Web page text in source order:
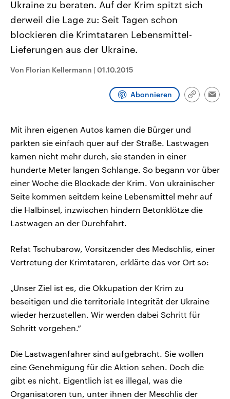
Alle Informationen
Sachsen-Anhalt wählt am 6.
September 2026 einen neuen
Landtag. Seit 2021 wird das
Bundesland von einer Koalition aus
Umfragen, Prognosen,
und Hintergründe zu den Parteien
und Kandidaten der anstehenden
Hintergründe
Wirtschaftlich und
gehören die Vereinigten
den mächtigsten Ländern
mit großem Einfluss auf
Sendungen Programm Podcasts
Ukraine zu beraten. Auf der Krim spitzt sich
derweil die Lage zu: Seit Tagen schon
blockieren die Krimtataren Lebensmittel-
Lieferungen aus der Ukraine.
Von Florian Kellermann | 01.10.2015
Abonnieren
Link
Mit ihren eigenen Autos kamen die Bürger und
parkten sie einfach quer auf der Straße. Lastwagen
kamen nicht mehr durch, sie standen in einer
hunderte Meter langen Schlange. So begann vor über
einer Woche die Blockade der Krim. Von ukrainischer
Seite kommen seitdem keine Lebensmittel mehr auf
die Halbinsel, inzwischen hindern Betonklötze die
Lastwagen an der Durchfahrt.
Refat Tschubarow, Vorsitzender des Medschlis, einer
Vertretung der Krimtataren, erklärte das vor Ort so:
„Unser Ziel ist es, die Okkupation der Krim zu
beseitigen und die territoriale Integrität der Ukraine
wieder herzustellen. Wir werden dabei Schritt für
Schritt vorgehen.“
Die Lastwagenfahrer sind aufgebracht. Sie wollen
eine Genehmigung für die Aktion sehen. Doch die
gibt es nicht. Eigentlich ist es illegal, was die
Organisatoren tun, unter ihnen der Meschlis der